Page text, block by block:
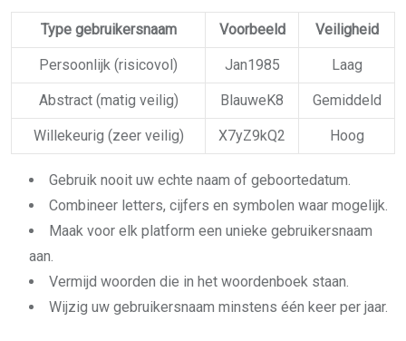
Type gebruikersnaam Voorbeeld Veiligheid
Persoonlijk (risicovol) Jan1985 Laag
Abstract (matig veilig) BlauweK8 Gemiddeld
Willekeurig (zeer veilig) X7yZ9kQ2 Hoog
Gebruik nooit uw echte naam of geboortedatum.
Combineer letters, cijfers en symbolen waar mogelijk.
Maak voor elk platform een unieke gebruikersnaam
aan.
Vermijd woorden die in het woordenboek staan.
Wijzig uw gebruikersnaam minstens één keer per jaar.